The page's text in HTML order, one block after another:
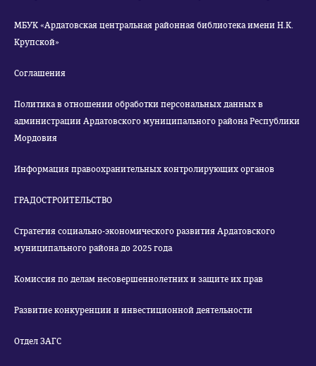
МБУК «Ардатовская центральная районная библиотека имени Н.К.
Крупской»
Соглашения
Политика в отношении обработки персональных данных в
администрации Ардатовского муниципального района Республики
Мордовия
Информация правоохранительных контролирующих органов
ГРАДОСТРОИТЕЛЬСТВО
Стратегия социально-экономического развития Ардатовского
муниципального района до 2025 года
Комиссия по делам несовершеннолетних и защите их прав
Развитие конкуренции и инвестиционной деятельности
Отдел ЗАГС